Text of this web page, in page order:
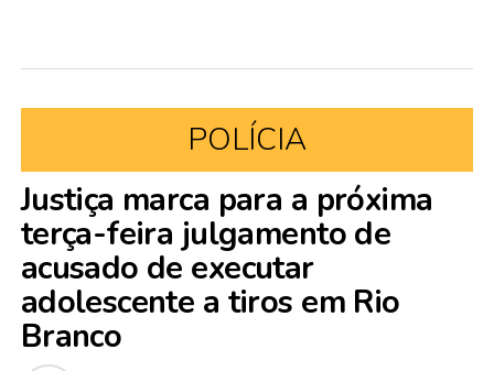
POLÍCIA
Justiça marca para a próxima
terça-feira julgamento de
acusado de executar
adolescente a tiros em Rio
Branco